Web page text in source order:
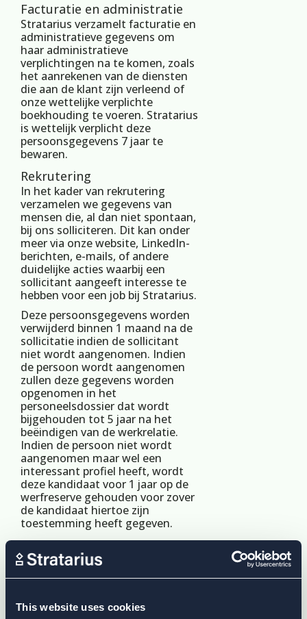
This website uses cookies
Facturatie en administratie
‍Stratarius verzamelt facturatie en
administratieve gegevens om
haar administratieve
verplichtingen na te komen, zoals
het aanrekenen van de diensten
die aan de klant zijn verleend of
onze wettelijke verplichte
boekhouding te voeren. Stratarius
is wettelijk verplicht deze
persoonsgegevens 7 jaar te
bewaren.
Rekrutering
‍In het kader van rekrutering
verzamelen we gegevens van
mensen die, al dan niet spontaan,
bij ons solliciteren. Dit kan onder
meer via onze website, LinkedIn-
berichten, e-mails, of andere
duidelijke acties waarbij een
sollicitant aangeeft interesse te
hebben voor een job bij Stratarius.
Deze persoonsgegevens worden
verwijderd binnen 1 maand na de
sollicitatie indien de sollicitant
niet wordt aangenomen. Indien
de persoon wordt aangenomen
zullen deze gegevens worden
opgenomen in het
personeelsdossier dat wordt
bijgehouden tot 5 jaar na het
beëindigen van de werkrelatie.
Indien de persoon niet wordt
aangenomen maar wel een
interessant profiel heeft, wordt
deze kandidaat voor 1 jaar op de
werfreserve gehouden voor zover
de kandidaat hiertoe zijn
toestemming heeft gegeven.
Aanvragen tot informatie
De persoonsgegevens die we
plaats gebruikt om de door jou